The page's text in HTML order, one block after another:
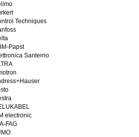
Techniques
Papst
Santerno
electronic
FAG